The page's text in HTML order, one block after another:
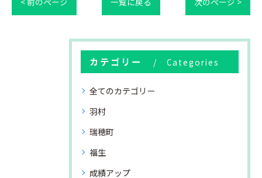
カテゴリー Categories
全てのカテゴリー
羽村
瑞穂町
福生
成績アップ